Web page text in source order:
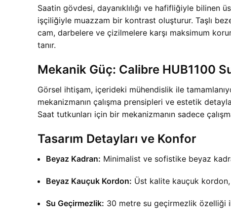
Saatin gövdesi, dayanıklılığı ve hafifliğiyle bilinen
işçiliğiyle muazzam bir kontrast oluşturur. Taşlı
cam, darbelere ve çizilmelere karşı maksimum
tanır.
Mekanik Güç: Calibre HUB1100
Görsel ihtişam, içerideki mühendislik ile
mekanizmanın çalışma prensipleri ve estetik
Saat tutkunları için bir mekanizmanın sadece
Tasarım Detayları ve Konfor
Beyaz Kadran: Minimalist ve sofistike beyaz
Beyaz Kauçuk Kordon: Üst kalite kauçuk
Su Geçirmezlik: 30 metre su geçirmezlik özelliği